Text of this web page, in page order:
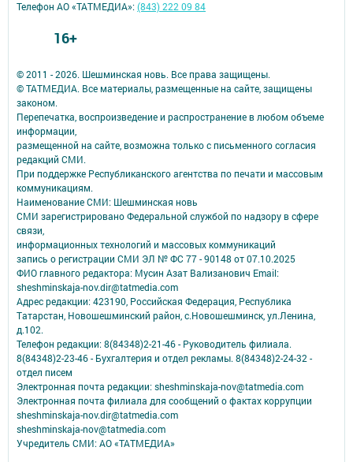
© 2011 - 2026. Шешминская новь. Все права защищены.
© ТАТМЕДИА. Все материалы, размещенные на сайте, защищены
законом.
Перепечатка, воспроизведение и распространение в любом объеме
информации,
размещенной на сайте, возможна только с письменного согласия
редакций СМИ.
При поддержке Республиканского агентства по печати и массовым
коммуникациям.
Наименование СМИ: Шешминская новь
СМИ зарегистрировано Федеральной службой по надзору в сфере
связи,
информационных технологий и массовых коммуникаций
запись о регистрации СМИ ЭЛ № ФС 77 - 90148 от 07.10.2025
ФИО главного редактора: Мусин Азат Вализанович Email:
sheshminskaja-nov.dir@tatmedia.com
Адрес редакции: 423190, Российская Федерация, Республика
Татарстан, Новошешминский район, с.Новошешминск, ул.Ленина,
д.102.
Телефон редакции: 8(84348)2-21-46 - Руководитель филиала.
8(84348)2-23-46 - Бухгалтерия и отдел рекламы. 8(84348)2-24-32 -
отдел писем
Электронная почта редакции: sheshminskaja-nov@tatmedia.com
Электронная почта филиала для сообщений о фактах коррупции
sheshminskaja-nov.dir@tatmedia.com
sheshminskaja-nov@tatmedia.com
Учредитель СМИ: АО «ТАТМЕДИА»
Телефон АО «ТАТМЕДИА»:(843) 222 09 84
16+